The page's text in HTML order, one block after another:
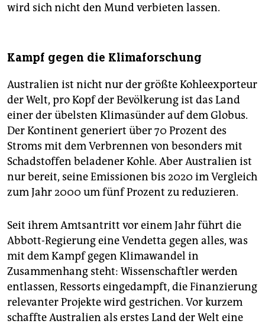
wird sich nicht den Mund verbieten lassen.
Kampf gegen die Klimaforschung
Australien ist nicht nur der größte Kohleexporteur
der Welt, pro Kopf der Bevölkerung ist das Land
einer der übelsten Klimasünder auf dem Globus.
Der Kontinent generiert über 70 Prozent des
Stroms mit dem Verbrennen von besonders mit
Schadstoffen beladener Kohle. Aber Australien ist
nur bereit, seine Emissionen bis 2020 im Vergleich
zum Jahr 2000 um fünf Prozent zu reduzieren.
Seit ihrem Amtsantritt vor einem Jahr führt die
Abbott-Regierung eine Vendetta gegen alles, was
mit dem Kampf gegen Klimawandel in
Zusammenhang steht: Wissenschaftler werden
entlassen, Ressorts eingedampft, die Finanzierung
relevanter Projekte wird gestrichen. Vor kurzem
schaffte Australien als erstes Land der Welt eine